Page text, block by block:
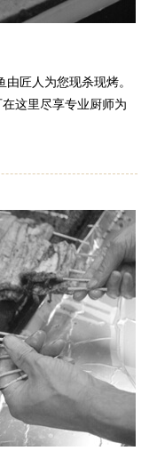
匠人为您现杀现烤。
这里尽享专业厨师为